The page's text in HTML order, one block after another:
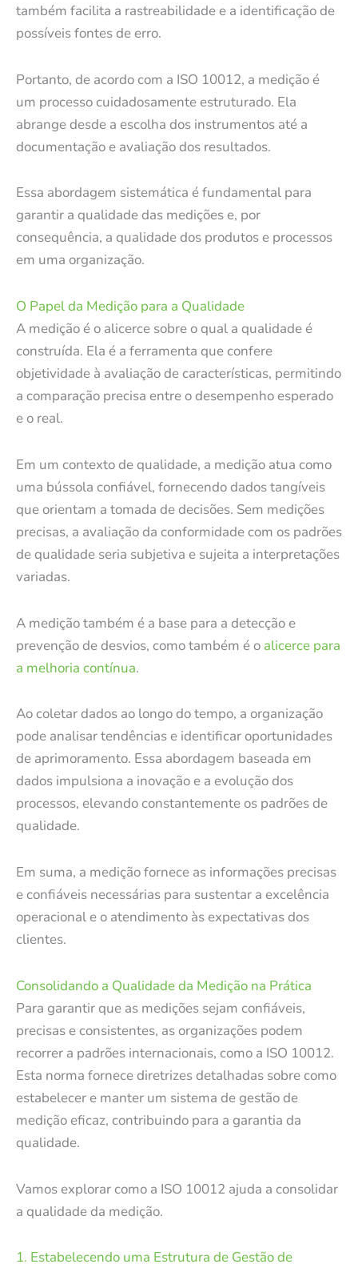
também facilita a rastreabilidade e a identificação de
possíveis fontes de erro.
Portanto, de acordo com a ISO 10012, a medição é
um processo cuidadosamente estruturado. Ela
abrange desde a escolha dos instrumentos até a
documentação e avaliação dos resultados.
Essa abordagem sistemática é fundamental para
garantir a qualidade das medições e, por
consequência, a qualidade dos produtos e processos
em uma organização.
O Papel da Medição para a Qualidade
A medição é o alicerce sobre o qual a qualidade é
construída. Ela é a ferramenta que confere
objetividade à avaliação de características, permitindo
a comparação precisa entre o desempenho esperado
e o real.
Em um contexto de qualidade, a medição atua como
uma bússola confiável, fornecendo dados tangíveis
que orientam a tomada de decisões. Sem medições
precisas, a avaliação da conformidade com os padrões
de qualidade seria subjetiva e sujeita a interpretações
variadas.
A medição também é a base para a detecção e
prevenção de desvios, como também é o alicerce para
a melhoria contínua.
Ao coletar dados ao longo do tempo, a organização
pode analisar tendências e identificar oportunidades
de aprimoramento. Essa abordagem baseada em
dados impulsiona a inovação e a evolução dos
processos, elevando constantemente os padrões de
qualidade.
Em suma, a medição fornece as informações precisas
e confiáveis necessárias para sustentar a excelência
operacional e o atendimento às expectativas dos
clientes.
Consolidando a Qualidade da Medição na Prática
Para garantir que as medições sejam confiáveis,
precisas e consistentes, as organizações podem
recorrer a padrões internacionais, como a ISO 10012.
Esta norma fornece diretrizes detalhadas sobre como
estabelecer e manter um sistema de gestão de
medição eficaz, contribuindo para a garantia da
qualidade.
Vamos explorar como a ISO 10012 ajuda a consolidar
a qualidade da medição.
1. Estabelecendo uma Estrutura de Gestão de